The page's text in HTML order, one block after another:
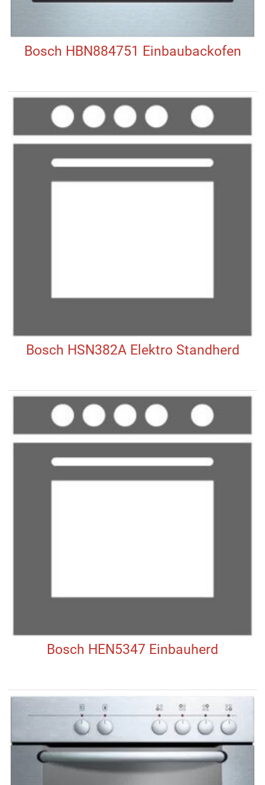
Bosch HBN884751 Einbaubackofen
Bosch HSN382A Elektro Standherd
Bosch HEN5347 Einbauherd